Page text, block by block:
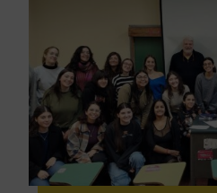
i
t
a
P
o
l
e
i
v
p
e
n